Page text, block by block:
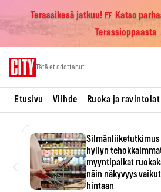
Terassikesä jatkuu! 🍺 Katso
Terassioppaasta
Tätä et odottanut
Etusivu Viihde Ruoka ja ravintolat
hyllyn
myyntipaikat
näin näkyvyys
hintaan